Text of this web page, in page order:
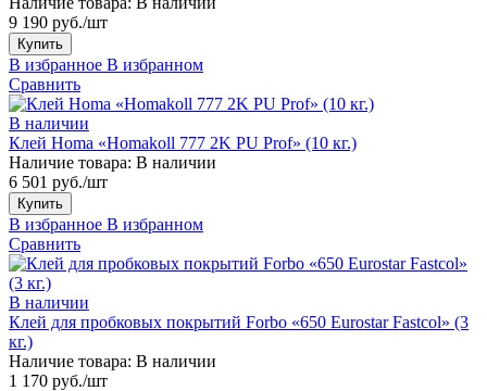
9 190 руб./шт
Купить
В избранное В избранном
Сравнить
В наличии
Клей Homa «Homakoll 777 2K PU Prof» (10 кг.)
Наличие товара: В наличии
6 501 руб./шт
Купить
В избранное В избранном
Сравнить
В наличии
Клей для пробковых покрытий Forbo «650 Eurostar Fastcol» (3
кг.)
Наличие товара: В наличии
1 170 руб./шт